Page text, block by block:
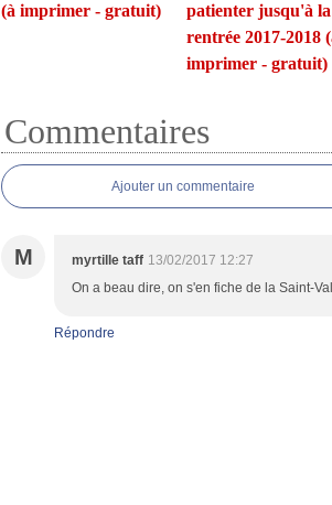
(à imprimer - gratuit)
patienter jusqu'à la
rentrée 2017-2018
imprimer - gratuit)
Commentaires
Ajouter un commentaire
M myrtille taff 13/02/2017 12:27
On a beau dire, on s'en fiche de la Saint-
Répondre